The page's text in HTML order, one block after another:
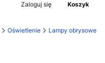
Zaloguj się Koszyk
Oświetlenie Lampy obrysowe